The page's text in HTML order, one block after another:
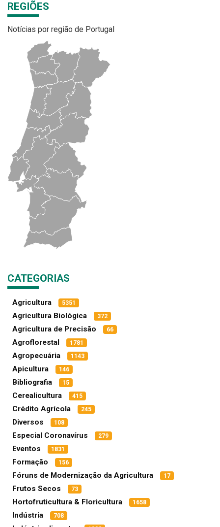
REGIÕES
Notícias por região de Portugal
CATEGORIAS
Agricultura 5351
Agricultura Biológica 372
Agricultura de Precisão 66
Agroflorestal 1781
Agropecuária 1143
Apicultura 146
Bibliografia 15
Cerealicultura 415
Crédito Agrícola 245
Diversos 108
Especial Coronavírus 279
Eventos 1831
Formação 156
Fóruns de Modernização da Agricultura 17
Frutos Secos 73
Hortofruticultura & Floricultura 1658
Indústria 708